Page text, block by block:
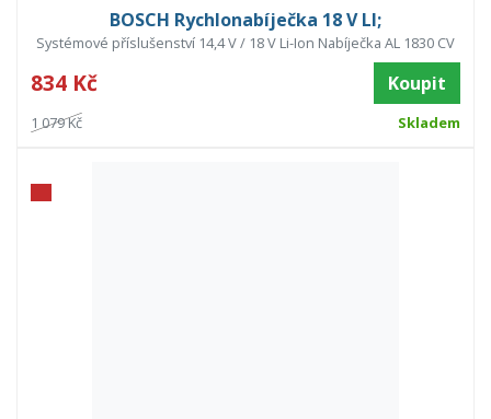
BOSCH Rychlonabíječka 18 V LI;
Systémové příslušenství 14,4 V / 18 V Li-Ion Nabíječka AL 1830 CV
834 Kč Koupit
1 079 Kč Skladem